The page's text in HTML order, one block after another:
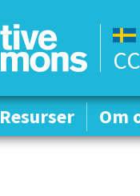
Resurser Om
Resurser Om